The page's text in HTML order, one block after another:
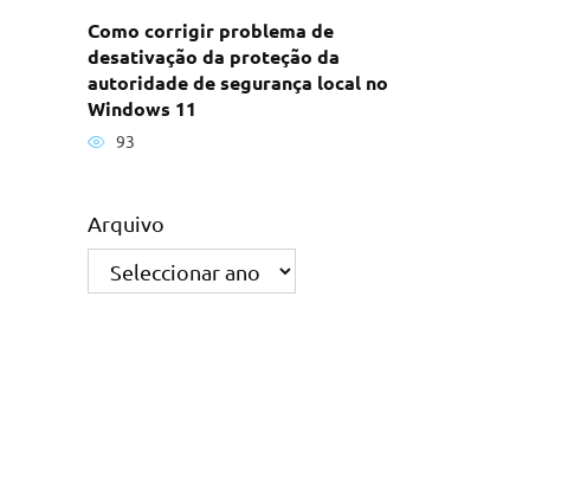
Como corrigir problema de
desativação da proteção da
autoridade de segurança local no
Windows 11
93
Arquivo